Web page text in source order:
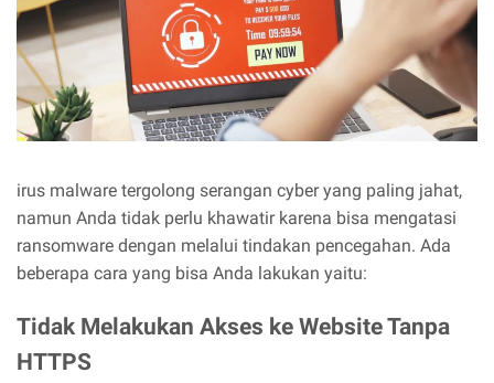
irus malware tergolong serangan cyber yang paling jahat,
namun Anda tidak perlu khawatir karena bisa mengatasi
ransomware dengan melalui tindakan pencegahan. Ada
beberapa cara yang bisa Anda lakukan yaitu:
Tidak Melakukan Akses ke Website Tanpa
HTTPS